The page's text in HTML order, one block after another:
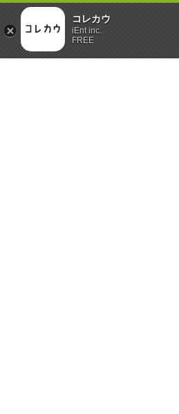
コレカウ
iEnt inc.
FREE